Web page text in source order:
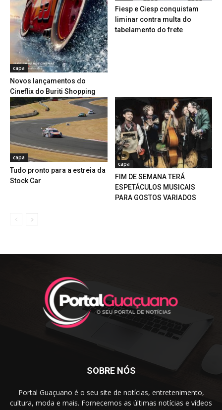
capa
Novos lançamentos do
Cineflix do Buriti Shopping
Fiesp e Ciesp conquistam
liminar contra multa do
tabelamento do frete
capa
Tudo pronto para a estreia da
Stock Car
capa
FIM DE SEMANA TERÁ
ESPETÁCULOS MUSICAIS
PARA GOSTOS VARIADOS
SOBRE NÓS
Portal Guaçuano é o seu site de notícias, entretenimento,
cultura, moda e mais. Fornecemos as últimas notícias e vídeos